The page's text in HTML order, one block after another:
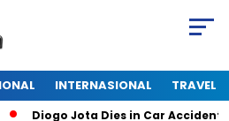
INTERNASIONAL TRAVEL
Diogo Jota Dies in Car Accident in